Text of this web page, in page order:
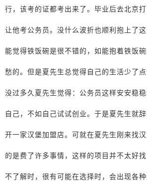
行，该考的证都考出来了。毕业后去北京
让他考公务员。没什么波折也顺利抱上了
能觉得铁饭碗是很不错的，如能抱着铁饭
愁的。但是夏先生总觉得自己的生活少了点
没过多久夏先生觉得：公务员这样安安稳
自己，不如自己试试创业。于是夏先生就
开一家汉堡加盟店。可就在夏先生刚来找
的是费了许多事情，这样的项目并不太好
不了解时，很有可能在选择时，会出现各